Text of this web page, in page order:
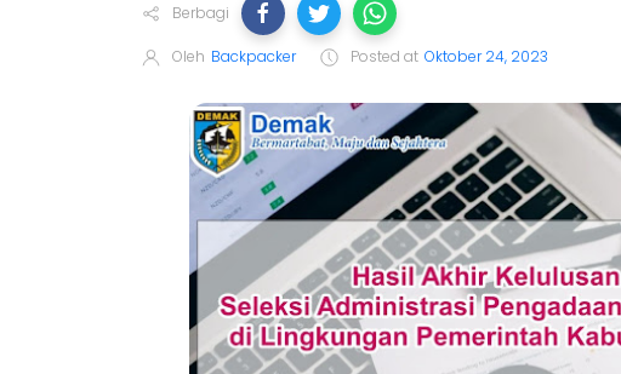
Berbagi
Oleh Backpacker Posted at Oktober 24, 2023